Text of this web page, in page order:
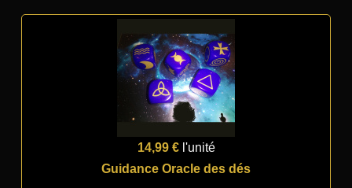
14,99 € l'unité
Guidance Oracle des dés